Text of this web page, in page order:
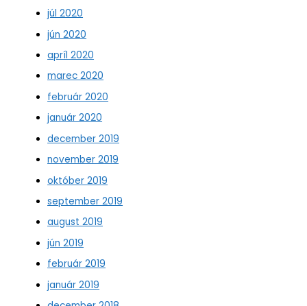
júl 2020
jún 2020
apríl 2020
marec 2020
február 2020
január 2020
december 2019
november 2019
október 2019
september 2019
august 2019
jún 2019
február 2019
január 2019